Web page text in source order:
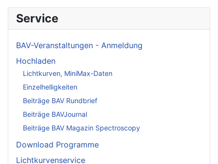
Service
BAV-Veranstaltungen - Anmeldung
Hochladen
Lichtkurven, MiniMax-Daten
Einzelhelligkeiten
Beiträge BAV Rundbrief
Beiträge BAVJournal
Beiträge BAV Magazin Spectroscopy
Download Programme
Lichtkurvenservice